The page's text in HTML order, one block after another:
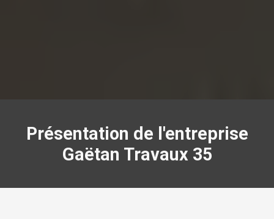
Présentation de l'entreprise
Gaëtan Travaux 35